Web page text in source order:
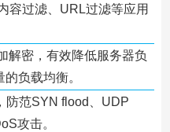
容过滤、URL过滤等应用
解密，有效降低服务器负
负载均衡。
防范SYN flood、UDP
攻击。